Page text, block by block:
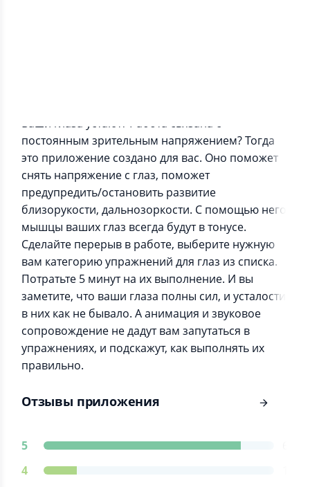
Ваши глаза устают? Работа связана с
постоянным зрительным напряжением? Тогда
это приложение создано для вас. Оно поможет
снять напряжение с глаз, поможет
предупредить/остановить развитие
близорукости, дальнозоркости. С помощью него
мышцы ваших глаз всегда будут в тонусе.
Сделайте перерыв в работе, выберите нужную
вам категорию упражнений для глаз из списка.
Потратьте 5 минут на их выполнение. И вы
заметите, что ваши глаза полны сил, и усталости
в них как не бывало. А анимация и звуковое
сопровождение не дадут вам запутаться в
упражнениях, и подскажут, как выполнять их
правильно.
Отзывы приложения
5
4